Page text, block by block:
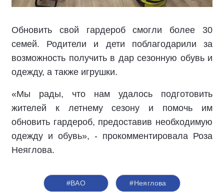
Обновить свой гардероб смогли более 30
семей. Родители и дети поблагодарили за
возможность получить в дар сезонную обувь и
одежду, а также игрушки.
«Мы рады, что нам удалось подготовить
жителей к летнему сезону и помочь им
обновить гардероб, предоставив необходимую
одежду и обувь», - прокомментировала Роза
Неяглова.
#ВАО #Неяглова